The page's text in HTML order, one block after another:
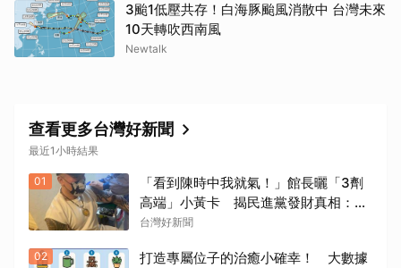
3颱1低壓共存！白海豚颱風消散中 台灣未來
10天轉吹西南風
Newtalk
查看更多台灣好新聞
最近1小時結果
01
「看到陳時中我就氣！」館長曬「3劑
高端」小黃卡 揭民進黨發財真相：青
鳥全失智了嗎？
台灣好新聞
02
打造專屬位子的治癒小確幸！ 大數據